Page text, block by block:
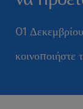
01
κοινοποιήστε